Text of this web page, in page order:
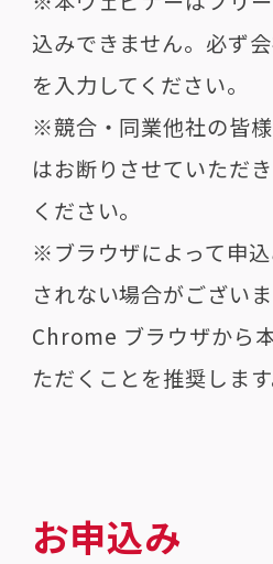
込みできません。必ず
を入力してください。
※競合・同業他社の皆
はお断りさせていただ
ください。
※ブラウザによって申
されない場合がござい
Chrome ブラウザから
ただくことを推奨します
お申込み